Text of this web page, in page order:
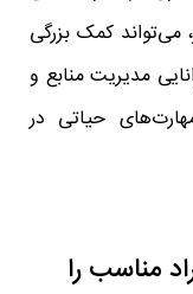
می‌تواند کمک بزرگی
مدیریت منابع و
حیاتی در
مناسب را